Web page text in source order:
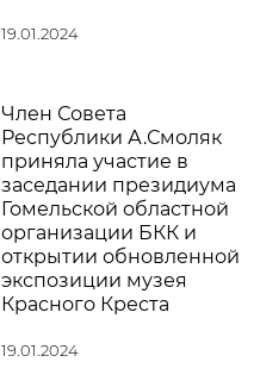
19.01.2024
Член Совета
Республики А.Смоляк
приняла участие в
заседании президиума
Гомельской областной
организации БКК и
открытии обновленной
экспозиции музея
Красного Креста
19.01.2024